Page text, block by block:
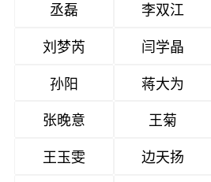
丞磊
李双江
刘梦芮
闫学晶
孙阳
蒋大为
张晚意
王菊
王玉雯
边天扬